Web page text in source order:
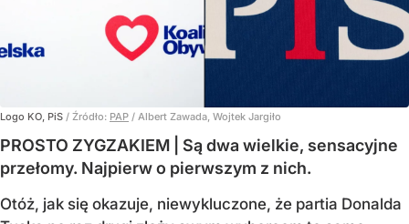
Logo KO, PiS / Źródło: PAP / Albert Zawada, Wojtek Jargiło
PROSTO ZYGZAKIEM | Są dwa wielkie, sensacyjne
przełomy. Najpierw o pierwszym z nich.
Otóż, jak się okazuje, niewykluczone, że partia Donalda